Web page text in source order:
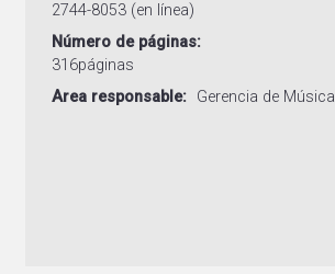
2744-8053 (en línea)
Número de páginas
316páginas
Area responsable
Gerencia de Música